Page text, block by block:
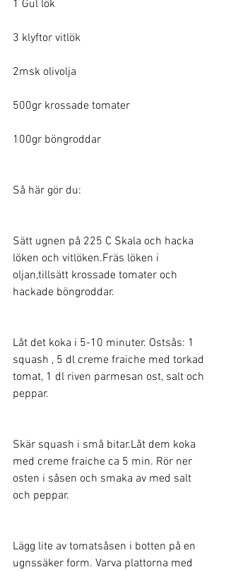
1 Gul lök
3 klyftor vitlök
2msk olivolja
500gr krossade tomater
100gr böngroddar
Så här gör du:
Sätt ugnen på 225 C Skala och hacka
löken och vitlöken.Fräs löken i
oljan,tillsätt krossade tomater och
hackade böngroddar.
Låt det koka i 5-10 minuter. Ostsås: 1
squash , 5 dl creme fraiche med torkad
tomat, 1 dl riven parmesan ost, salt och
peppar.
Skär squash i små bitar.Låt dem koka
med creme fraiche ca 5 min. Rör ner
osten i såsen och smaka av med salt
och peppar.
Lägg lite av tomatsåsen i botten på en
ugnssäker form. Varva plattorna med